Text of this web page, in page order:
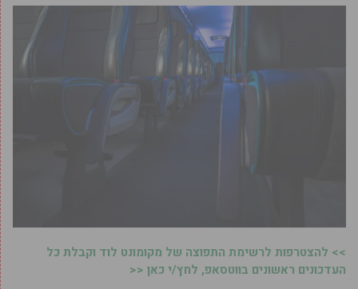
>> להצטרפות לרשימת התפוצה של מקומונט לוד וקבלת כל
העדכונים ראשונים בווטסאפ, לחץ/י כאן <<